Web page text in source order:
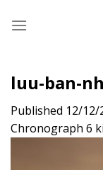
luu-ban-
Published 12/12/
Chronograph 6